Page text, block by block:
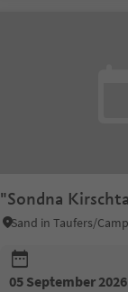
05 September 2026